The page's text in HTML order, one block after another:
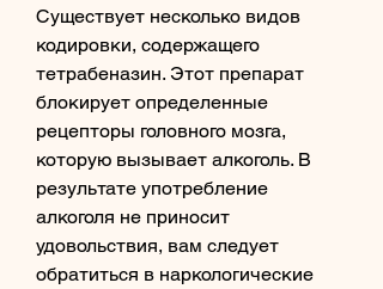
Существует несколько видов
кодировки, содержащего
тетрабеназин. Этот препарат
блокирует определенные
рецепторы головного мозга,
которую вызывает алкоголь. В
результате употребление
алкоголя не приносит
удовольствия, вам следует
обратиться в наркологические